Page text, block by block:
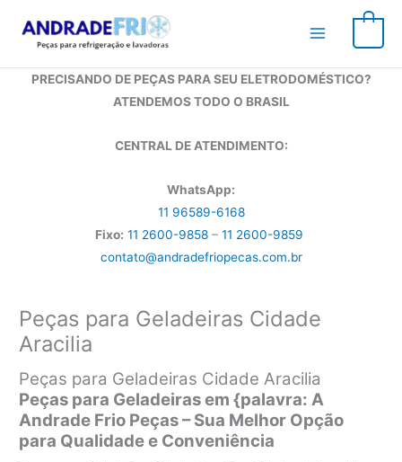
para
conteúdo
PRECISANDO DE PEÇAS PARA SEU ELETRODOMÉSTICO?
ATENDEMOS TODO O BRASIL
CENTRAL DE ATENDIMENTO:
WhatsApp:
11 96589-6168
Fixo: 11 2600-9858 – 11 2600-9859
contato@andradefriopecas.com.br
Peças para Geladeiras Cidade
Aracilia
Peças para Geladeiras Cidade Aracilia
Peças para Geladeiras em {palavra: A
Andrade Frio Peças – Sua Melhor Opção
para Qualidade e Conveniência